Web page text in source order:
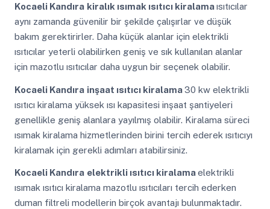
Kocaeli Kandıra kiralık ısımak ısıtıcı kiralamaısıtıcılar
aynı zamanda güvenilir bir şekilde çalışırlar ve düşük
bakım gerektirirler. Daha küçük alanlar için elektrikli
ısıtıcılar yeterli olabilirken geniş ve sık kullanılan alanlar
için mazotlu ısıtıcılar daha uygun bir seçenek olabilir.
Kocaeli Kandıra inşaat ısıtıcı kiralama30 kw elektrikli
ısıtıcı kiralama yüksek ısı kapasitesi inşaat şantiyeleri
genellikle geniş alanlara yayılmış olabilir. Kiralama süreci
ısımak kiralama hizmetlerinden birini tercih ederek ısıtıcıyı
kiralamak için gerekli adımları atabilirsiniz.
Kocaeli Kandıra elektrikli ısıtıcı kiralamaelektrikli
ısımak ısıtıcı kiralama mazotlu ısıtıcıları tercih ederken
duman filtreli modellerin birçok avantajı bulunmaktadır.